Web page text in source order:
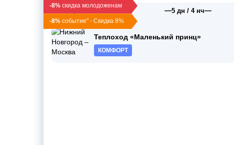
-8% скидка молодоженам
-8% событие" - Скидка 8%
25 апр 2026
сб, 09:00
—5 дн / 4 нч—
Теплоход «Маленький принц»
КОМФОРТ